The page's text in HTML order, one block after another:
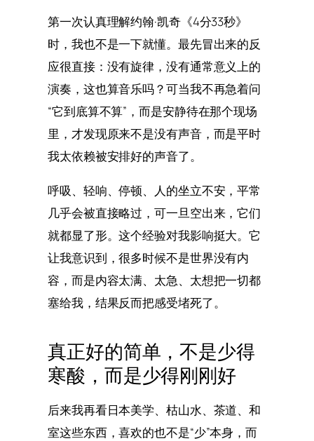
第一次认真理解约翰·凯奇《4分33秒》
时，我也不是一下就懂。最先冒出来的反
应很直接：没有旋律，没有通常意义上的
演奏，这也算音乐吗？可当我不再急着问
“它到底算不算”，而是安静待在那个现场
里，才发现原来不是没有声音，而是平时
我太依赖被安排好的声音了。
呼吸、轻响、停顿、人的坐立不安，平常
几乎会被直接略过，可一旦空出来，它们
就都显了形。这个经验对我影响挺大。它
让我意识到，很多时候不是世界没有内
容，而是内容太满、太急、太想把一切都
塞给我，结果反而把感受堵死了。
真正好的简单，不是少得
寒酸，而是少得刚刚好
后来我再看日本美学、枯山水、茶道、和
室这些东西，喜欢的也不是“少”本身，而